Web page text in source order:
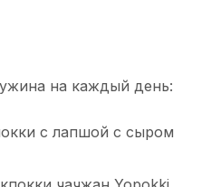
на каждый день:
с лапшой с сыром